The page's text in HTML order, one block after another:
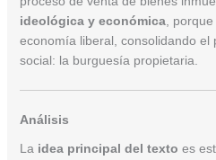
ideológica y económica, porque
economía liberal, consolidando el
social: la burguesía propietaria.
Análisis
La idea principal del texto es